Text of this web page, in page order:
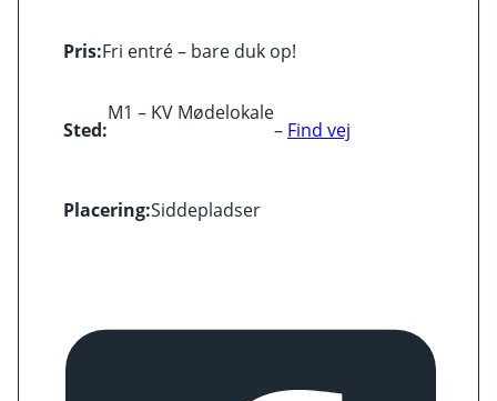
Pris:Fri entré – bare duk op!
Sted:
M1 – KV Mødelokale
– Find vej
Placering:Siddepladser